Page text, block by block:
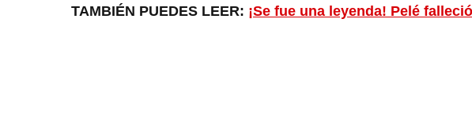
TAMBIÉN PUEDES LEER: ¡Se fue una leyenda! Pelé